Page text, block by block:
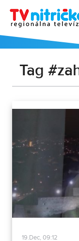
Tag
19.Dec, 09:12